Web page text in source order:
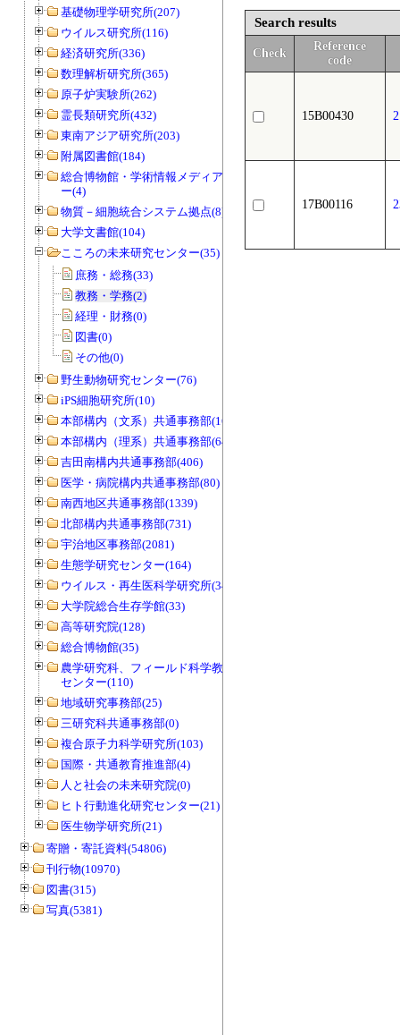
基礎物理学研究所(207)
ウイルス研究所(116)
経済研究所(336)
数理解析研究所(365)
原子炉実験所(262)
霊長類研究所(432)
東南アジア研究所(203)
附属図書館(184)
総合博物館・学術情報メディアセンタ
ー(4)
物質－細胞統合システム拠点(8)
大学文書館(104)
こころの未来研究センター(35)
庶務・総務(33)
教務・学務(2)
経理・財務(0)
図書(0)
その他(0)
野生動物研究センター(76)
iPS細胞研究所(10)
本部構内（文系）共通事務部(165)
本部構内（理系）共通事務部(646)
吉田南構内共通事務部(406)
医学・病院構内共通事務部(80)
南西地区共通事務部(1339)
北部構内共通事務部(731)
宇治地区事務部(2081)
生態学研究センター(164)
ウイルス・再生医科学研究所(34)
大学院総合生存学館(33)
高等研究院(128)
総合博物館(35)
農学研究科、フィールド科学教育研究
センター(110)
地域研究事務部(25)
三研究科共通事務部(0)
複合原子力科学研究所(103)
国際・共通教育推進部(4)
人と社会の未来研究院(0)
ヒト行動進化研究センター(21)
医生物学研究所(21)
寄贈・寄託資料(54806)
刊行物(10970)
図書(315)
写真(5381)
Search results
Check
Reference
code
15B00430
17B00116